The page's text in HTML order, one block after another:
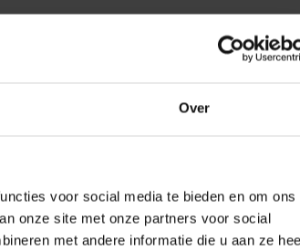
Over
voor social media te bieden en om ons
onze site met onze partners voor social
met andere informatie die u aan ze
FENDER produceert al meer dan 30
als de beste en grootste producent
om de superieure kwaliteit en
toepassingen.De reden schuilt in
fenders waarborgen. DAN-FENDER
alle producten. Alle materialen
alle producten bestand tegen de
aantal jaar trouwe dienst, netjes